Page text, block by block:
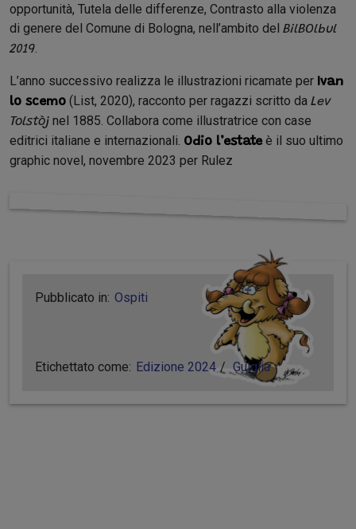
opportunità, Tutela delle differenze, Contrasto alla violenza
di genere del Comune di Bologna, nell’ambito del BilBOlbul
2019
L’anno successivo realizza le illustrazioni ricamate per Ivan
lo scemo (List, 2020), racconto per ragazzi scritto da Lev
Tolstòj nel 1885. Collabora come illustratrice con case
editrici italiane e internazionali. Odio l’estate è il suo ultimo
graphic novel, novembre 2023 per Rulez
Pubblicato in: Ospiti
Etichettato come: Edizione 2024 Guiglia